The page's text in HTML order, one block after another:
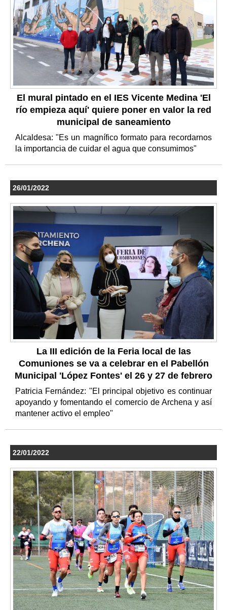
El mural pintado en el IES Vicente Medina 'El
río empieza aquí' quiere poner en valor la red
municipal de saneamiento
Alcaldesa: "Es un magnífico formato para recordarnos
la importancia de cuidar el agua que consumimos"
26/01/2022
La III edición de la Feria local de las
Comuniones se va a celebrar en el Pabellón
Municipal 'López Fontes' el 26 y 27 de febrero
Patricia Fernández: "El principal objetivo es continuar
apoyando y fomentando el comercio de Archena y así
mantener activo el empleo"
22/01/2022